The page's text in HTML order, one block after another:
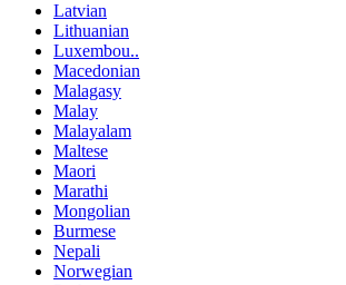
Latvian
Lithuanian
Luxembou..
Macedonian
Malagasy
Malay
Malayalam
Maltese
Maori
Marathi
Mongolian
Burmese
Nepali
Norwegian